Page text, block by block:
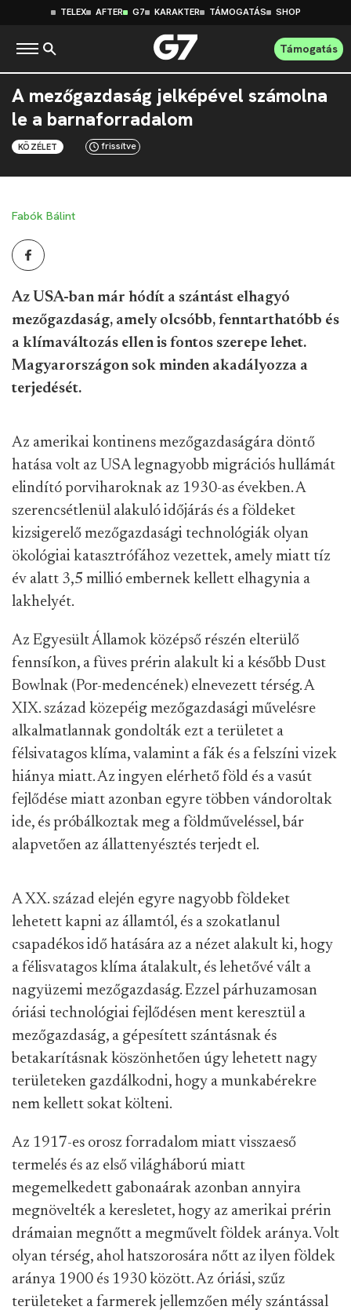
TELEX AFTER G7 KARAKTER TÁMOGATÁS SHOP
Támogatás
A mezőgazdaság jelképével számolna
le a barnaforradalom
KÖZÉLET frissítve
Fabók Bálint
Az USA-ban már hódít a szántást elhagyó
mezőgazdaság, amely olcsóbb, fenntarthatóbb és
a klímaváltozás ellen is fontos szerepe lehet.
Magyarországon sok minden akadályozza a
terjedését.
Az amerikai kontinens mezőgazdaságára döntő
hatása volt az USA legnagyobb migrációs hullámát
elindító porviharoknak az 1930-as években. A
szerencsétlenül alakuló időjárás és a földeket
kizsigerelő mezőgazdasági technológiák olyan
ökológiai katasztrófához vezettek, amely miatt tíz
év alatt 3,5 millió embernek kellett elhagynia a
lakhelyét.
Az Egyesült Államok középső részén elterülő
fennsíkon, a füves prérin alakult ki a később Dust
Bowlnak (Por-medencének) elnevezett térség. A
XIX. század közepéig mezőgazdasági művelésre
alkalmatlannak gondolták ezt a területet a
félsivatagos klíma, valamint a fák és a felszíni vizek
hiánya miatt. Az ingyen elérhető föld és a vasút
fejlődése miatt azonban egyre többen vándoroltak
ide, és próbálkoztak meg a földműveléssel, bár
alapvetően az állattenyésztés terjedt el.
A XX. század elején egyre nagyobb földeket
lehetett kapni az államtól, és a szokatlanul
csapadékos idő hatására az a nézet alakult ki, hogy
a félisvatagos klíma átalakult, és lehetővé vált a
nagyüzemi mezőgazdaság. Ezzel párhuzamosan
óriási technológiai fejlődésen ment keresztül a
mezőgazdaság, a gépesített szántásnak és
betakarításnak köszönhetően úgy lehetett nagy
területeken gazdálkodni, hogy a munkabérekre
nem kellett sokat költeni.
Az 1917-es orosz forradalom miatt visszaeső
termelés és az első világháború miatt
megemelkedett gabonaárak azonban annyira
megnövelték a keresletet, hogy az amerikai prérin
drámaian megnőtt a megművelt földek aránya. Volt
olyan térség, ahol hatszorosára nőtt az ilyen földek
aránya 1900 és 1930 között. Az óriási, szűz
területeket a farmerek jellemzően mély szántással